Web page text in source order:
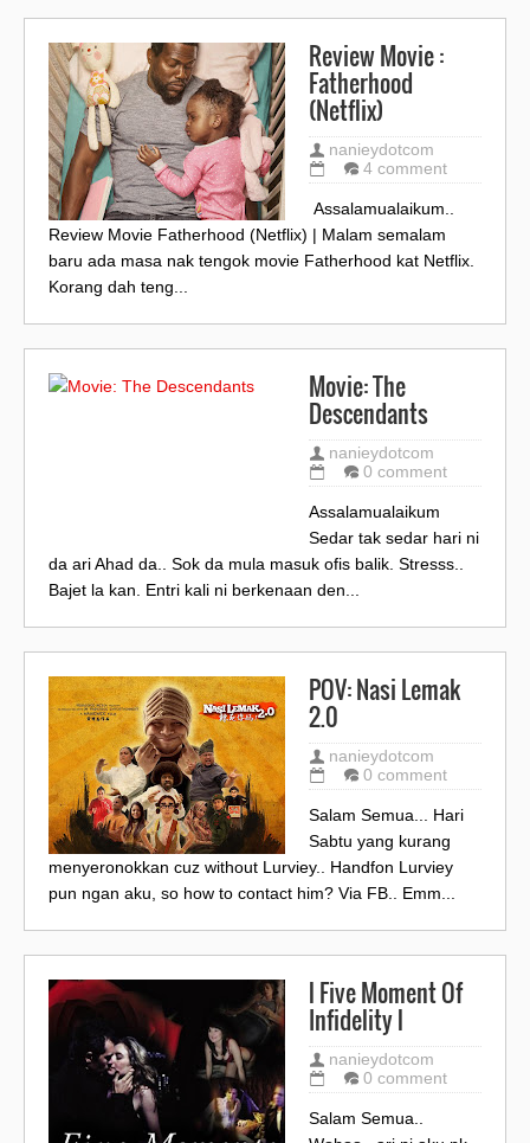
Review Movie :
Fatherhood
(Netflix)
nanieydotcom
4 comment
Assalamualaikum..
Review Movie Fatherhood (Netflix) | Malam semalam
baru ada masa nak tengok movie Fatherhood kat Netflix.
Korang dah teng...
Movie: The
Descendants
nanieydotcom
0 comment
Assalamualaikum
Sedar tak sedar hari ni
da ari Ahad da.. Sok da mula masuk ofis balik. Stresss..
Bajet la kan. Entri kali ni berkenaan den...
POV: Nasi Lemak
2.0
nanieydotcom
0 comment
Salam Semua... Hari
Sabtu yang kurang
menyeronokkan cuz without Lurviey.. Handfon Lurviey
pun ngan aku, so how to contact him? Via FB.. Emm...
l Five Moment Of
Infidelity l
nanieydotcom
0 comment
Salam Semua..